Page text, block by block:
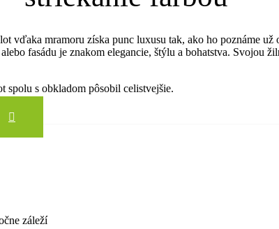
mramoru získa punc luxusu tak, ako ho poznáme
fasádu je znakom elegancie, štýlu a bohatstva.
spolu s obkladom pôsobil celistvejšie.
záleží